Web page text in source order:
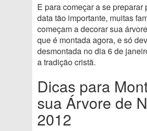
E para começar a se preparar
data tão importante, muitas
começam a decorar sua
que é montada agora, e só
desmontada no dia 6 de
a tradição cristã.
Dicas para
sua Árvore de
2012